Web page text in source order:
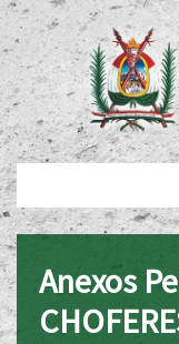
Anexos